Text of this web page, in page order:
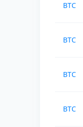
BTC
BTC
BTC
BTC